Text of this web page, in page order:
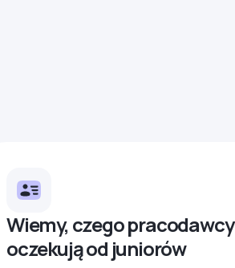
Wiemy, czego pracodawcy
oczekują od juniorów